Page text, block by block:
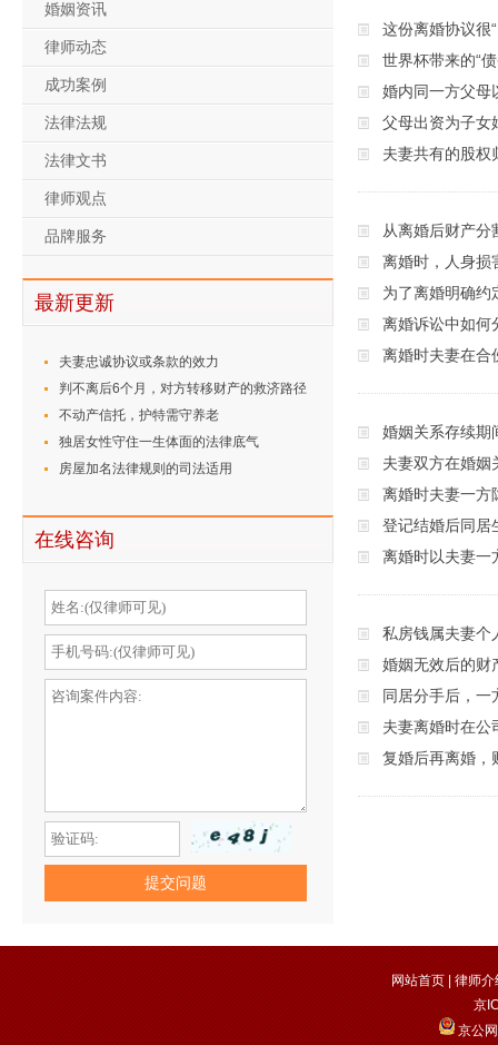
婚姻资讯
律师动态
成功案例
法律法规
法律文书
律师观点
品牌服务
最新更新
夫妻忠诚协议或条款的效力
判不离后6个月，对方转移财产的救济路径
不动产信托，护特需守养老
独居女性守住一生体面的法律底气
房屋加名法律规则的司法适用
在线咨询
这份离婚协议很“
世界杯带来的“
婚内同一方父母
父母出资为子女
夫妻共有的股权
从离婚后财产
离婚时，人身损
为了离婚明确约
离婚诉讼中如何
离婚时夫妻在合
婚姻关系存续期
夫妻双方在婚姻
离婚时夫妻一方
登记结婚后同居
离婚时以夫妻一
私房钱属夫妻个
婚姻无效后的财
同居分手后，一
夫妻离婚时在公
复婚后再离婚，
网站首页| 律师介
京
京公